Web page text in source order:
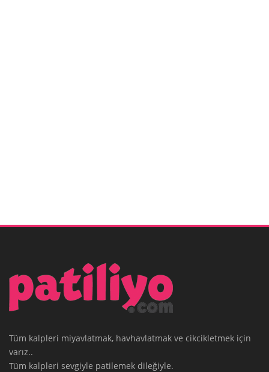
Tüm kalpleri miyavlatmak, havhavlatmak ve cikcikletmek için
varız..
Tüm kalpleri sevgiyle patilemek dileğiyle.